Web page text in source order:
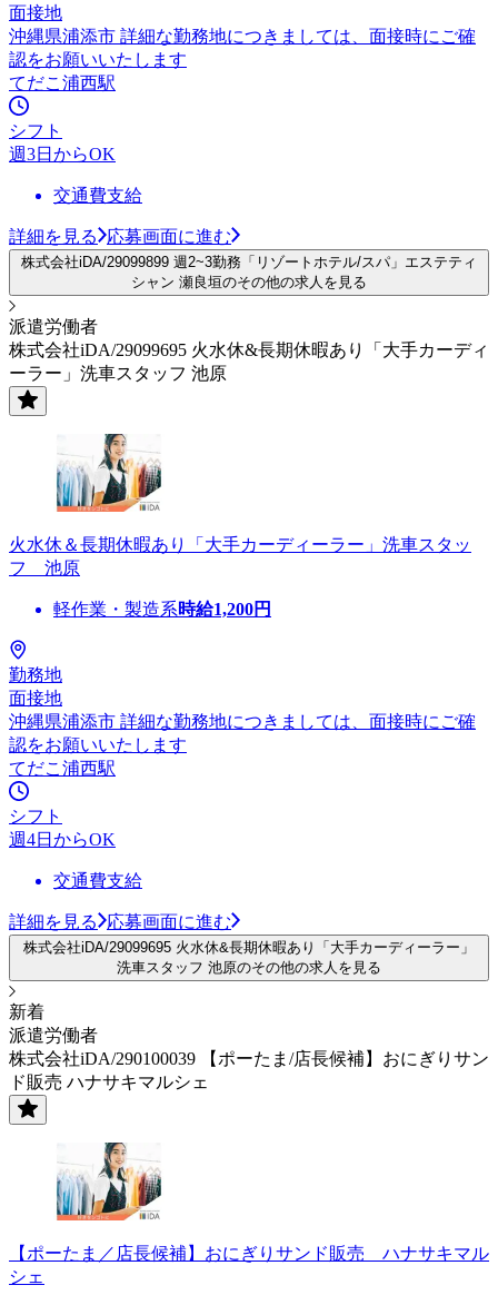
面接地
沖縄県浦添市 詳細な勤務地につきましては、面接時にご確
認をお願いいたします
てだこ浦西駅
シフト
週3日からOK
交通費支給
詳細を見る 応募画面に進む
株式会社iDA/29099899 週2~3勤務「リゾートホテル/スパ」エステティ
シャン 瀬良垣のその他の求人を見る
派遣労働者
株式会社iDA/29099695 火水休&長期休暇あり「大手カーディ
ーラー」洗車スタッフ 池原
火水休＆長期休暇あり「大手カーディーラー」洗車スタッ
フ 池原
軽作業・製造系時給1,200円
勤務地
面接地
沖縄県浦添市 詳細な勤務地につきましては、面接時にご確
認をお願いいたします
てだこ浦西駅
シフト
週4日からOK
交通費支給
詳細を見る 応募画面に進む
株式会社iDA/29099695 火水休&長期休暇あり「大手カーディーラー」
洗車スタッフ 池原のその他の求人を見る
新着
派遣労働者
株式会社iDA/290100039 【ポーたま/店長候補】おにぎりサン
ド販売 ハナサキマルシェ
【ポーたま／店長候補】おにぎりサンド販売 ハナサキマル
シェ